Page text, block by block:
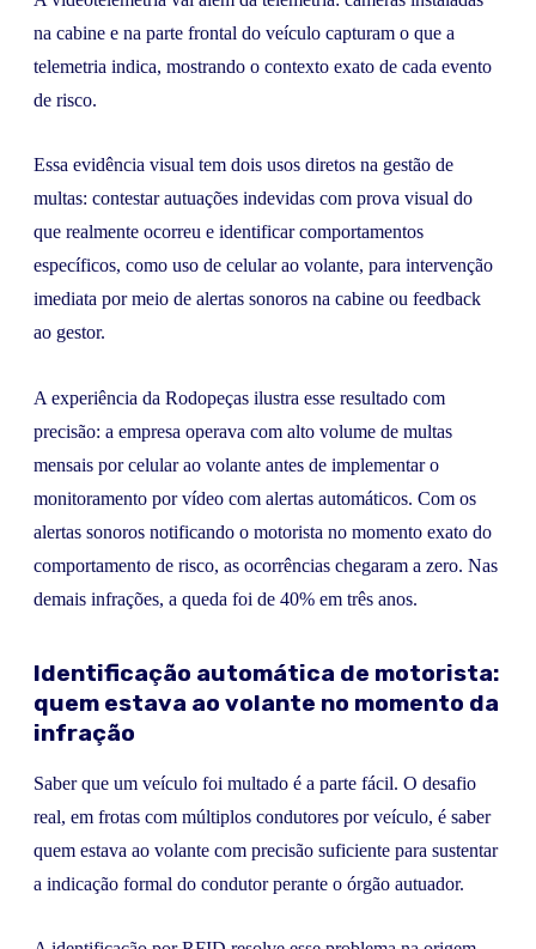
na cabine e na parte frontal do veículo capturam o que a
telemetria indica, mostrando o contexto exato de cada evento
de risco.
Essa evidência visual tem dois usos diretos na gestão de
multas: contestar autuações indevidas com prova visual do
que realmente ocorreu e identificar comportamentos
específicos, como uso de celular ao volante, para intervenção
imediata por meio de alertas sonoros na cabine ou feedback
ao gestor.
A experiência da Rodopeças ilustra esse resultado com
precisão: a empresa operava com alto volume de multas
mensais por celular ao volante antes de implementar o
monitoramento por vídeo com alertas automáticos. Com os
alertas sonoros notificando o motorista no momento exato do
comportamento de risco, as ocorrências chegaram a zero. Nas
demais infrações, a queda foi de 40% em três anos.
Identificação automática de motorista:
quem estava ao volante no momento da
infração
Saber que um veículo foi multado é a parte fácil. O desafio
real, em frotas com múltiplos condutores por veículo, é saber
quem estava ao volante com precisão suficiente para sustentar
a indicação formal do condutor perante o órgão autuador.